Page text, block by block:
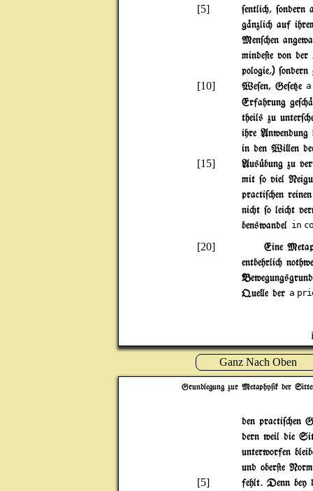
[5]
$entli", $ondern
g%nzli" auf
Men$"en
minde@e von
pologie,)
[10] We$en, Ge$e{e
Erfahrung
theils zu
ihre Anwendung
in den Wi}en
[15]
Aus|bung zu
mit $o viel
practi$"en
ni"t $o lei"t
benswandel in
[20]
Eine
entbehrli"
Que}e der a
Ganz Nach Oben
Grundlegung zur Metaphy$ik der
den practi$"en
dern weil die
unterworfen
und ober@e
[5]
fehlt. Denn bey